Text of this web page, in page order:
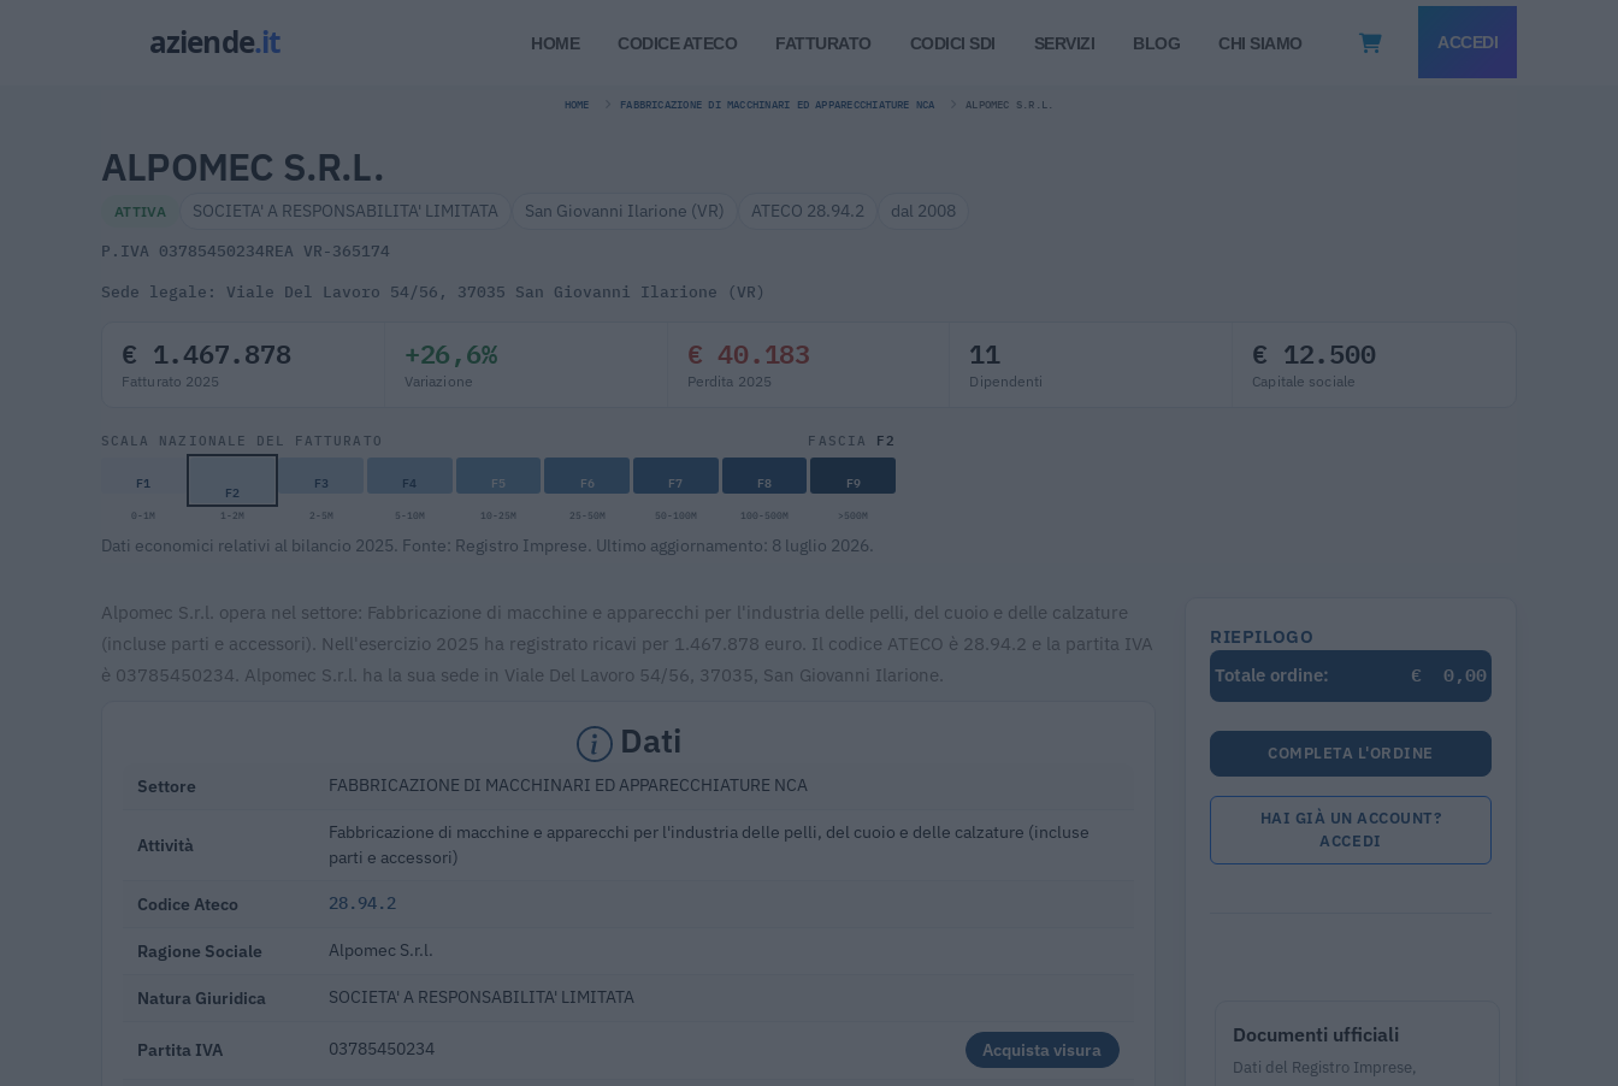
HOME CODICE ATECO FATTURATO CODICI SDI SERVIZI BLOG CHI SIAMO ACCEDI
HOME FABBRICAZIONE DI MACCHINARI ED APPARECCHIATURE NCA ALPOMEC S.R.L.
ALPOMEC S.R.L.
ATTIVA SOCIETA' A RESPONSABILITA' LIMITATA San Giovanni Ilarione (VR) ATECO 28.94.2 dal 2008
P.IVA 03785450234REA VR-365174
Sede legale: Viale Del Lavoro 54/56, 37035 San Giovanni Ilarione (VR)
€ 1.467.878
Fatturato 2025
+26,6%
Variazione
€ 40.183
Perdita 2025
11
Dipendenti
€ 12.500
Capitale sociale
SCALA NAZIONALE DEL FATTURATO FASCIA F2
F1 F2 F3 F4 F5 F6 F7 F8 F9
0-1M 1-2M 2-5M 5-10M 10-25M 25-50M 50-100M 100-500M >500M
Dati economici relativi al bilancio 2025. Fonte: Registro Imprese. Ultimo aggiornamento: 8 luglio 2026.
Alpomec S.r.l. opera nel settore: Fabbricazione di macchine e apparecchi per l'industria delle pelli, del cuoio e delle calzature
(incluse parti e accessori). Nell'esercizio 2025 ha registrato ricavi per 1.467.878 euro. Il codice ATECO è 28.94.2 e la partita IVA
è 03785450234. Alpomec S.r.l. ha la sua sede in Viale Del Lavoro 54/56, 37035, San Giovanni Ilarione.
Dati
Settore FABBRICAZIONE DI MACCHINARI ED APPARECCHIATURE NCA
Attività
Fabbricazione di macchine e apparecchi per l'industria delle pelli, del cuoio e delle calzature (incluse
parti e accessori)
Codice Ateco 28.94.2
Ragione Sociale Alpomec S.r.l.
Natura Giuridica SOCIETA' A RESPONSABILITA' LIMITATA
Partita IVA 03785450234 Acquista visura
RIEPILOGO
Totale ordine:
€ 0,00
COMPLETA L'ORDINE
HAI GIÀ UN ACCOUNT?
ACCEDI
Documenti ufficiali
Dati del Registro Imprese,